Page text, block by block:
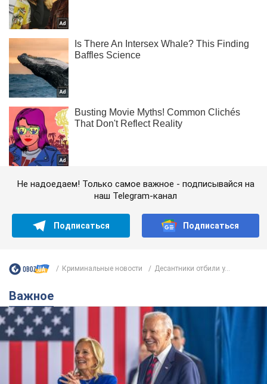
Не надоедаем! Только самое важное - подписывайся на
наш Telegram-канал
Подписаться Подписаться
Криминальные новости Десантники отбили у...
Важное